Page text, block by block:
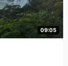
09:05